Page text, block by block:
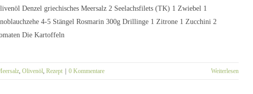
Denzel griechisches Meersalz 2 Seelachsfilets (TK) 1 Zwiebel 1
4-5 Stängel Rosmarin 300g Drillinge 1 Zitrone 1 Zucchini 2
Die Kartoffeln
, Olivenöl, Rezept 0 Kommentare Weiterlesen